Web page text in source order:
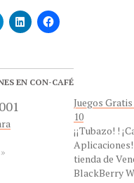
EN CON-CAFÉ
Juegos
10
¡¡Tubazo! !
tienda de
BlackBerry